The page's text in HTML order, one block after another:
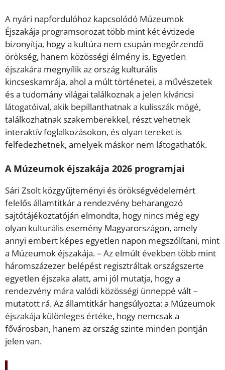
A nyári napfordulóhoz kapcsolódó Múzeumok
Éjszakája programsorozat több mint két évtizede
bizonyítja, hogy a kultúra nem csupán megőrzendő
örökség, hanem közösségi élmény is. Egyetlen
éjszakára megnyílik az ország kulturális
kincseskamrája, ahol a múlt történetei, a művészetek
és a tudomány világai találkoznak a jelen kíváncsi
látogatóival, akik bepillanthatnak a kulisszák mögé,
találkozhatnak szakemberekkel, részt vehetnek
interaktív foglalkozásokon, és olyan tereket is
felfedezhetnek, amelyek máskor nem látogathatók.
A Múzeumok éjszakája 2026 programjai
Sári Zsolt közgyűjteményi és örökségvédelemért
felelős államtitkár a rendezvény beharangozó
sajtótájékoztatóján elmondta, hogy nincs még egy
olyan kulturális esemény Magyarországon, amely
annyi embert képes egyetlen napon megszólítani, mint
a Múzeumok éjszakája. – Az elmúlt években több mint
háromszázezer belépést regisztráltak országszerte
egyetlen éjszaka alatt, ami jól mutatja, hogy a
rendezvény mára valódi közösségi ünneppé vált –
mutatott rá. Az államtitkár hangsúlyozta: a Múzeumok
éjszakája különleges értéke, hogy nemcsak a
fővárosban, hanem az ország szinte minden pontján
jelen van.